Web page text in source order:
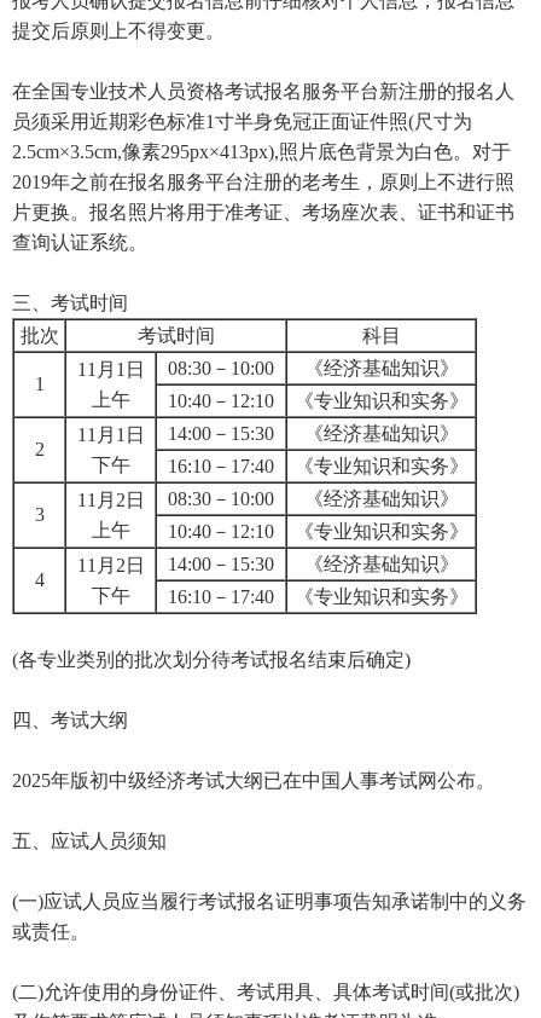
提交后原则上不得变更。
在全国专业技术人员资格考试报名服务平台新注册的报名人
员须采用近期彩色标准1寸半身免冠正面证件照(尺寸为
2.5cm×3.5cm,像素295px×413px),照片底色背景为白色。对于
2019年之前在报名服务平台注册的老考生，原则上不进行照
片更换。报名照片将用于准考证、考场座次表、证书和证书
查询认证系统。
三、考试时间
批次
考试时间 科目
1
11月1日
上午
08:30－10:00
《经济基础知识》
10:40－12:10
《专业知识和实务》
2
11月1日
下午
14:00－15:30
《经济基础知识》
16:10－17:40
《专业知识和实务》
3
11月2日
上午
08:30－10:00
《经济基础知识》
10:40－12:10
《专业知识和实务》
4
11月2日
下午
14:00－15:30
《经济基础知识》
16:10－17:40
《专业知识和实务》
(各专业类别的批次划分待考试报名结束后确定)
四、考试大纲
2025年版初中级经济考试大纲已在中国人事考试网公布。
五、应试人员须知
(一)应试人员应当履行考试报名证明事项告知承诺制中的义务
或责任。
(二)允许使用的身份证件、考试用具、具体考试时间(或批次)